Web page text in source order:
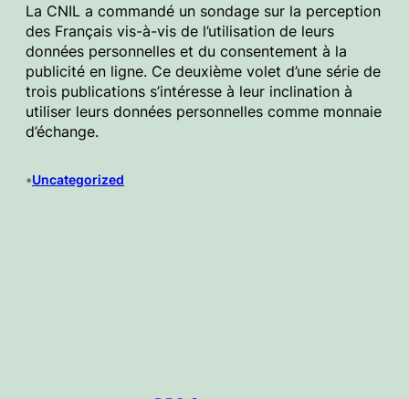
La CNIL a commandé un sondage sur la perception
des Français vis-à-vis de l’utilisation de leurs
données personnelles et du consentement à la
publicité en ligne. Ce deuxième volet d’une série de
trois publications s’intéresse à leur inclination à
utiliser leurs données personnelles comme monnaie
d’échange.
•Uncategorized